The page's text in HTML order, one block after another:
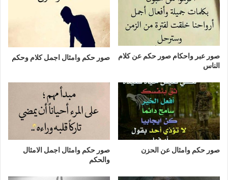
صور عبر واحكام صور حكم عن كلام
الناس
صور حكم وامثال اجمل كلام وحكم
صور حكم وامثال عن الحزن
صور حكم وامثال اجمل الامثال
والحكم